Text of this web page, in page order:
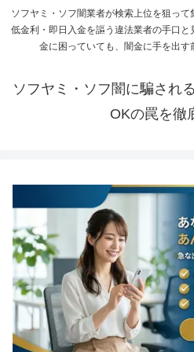
ソフヤミ・ソフ闇業者が検索上位を狙っ
低金利・即日入金を謳う違法業者の手口
金に困っていても、闇金に手を出す
ソフヤミ・ソフ闇に騙され
OKの罠を徹